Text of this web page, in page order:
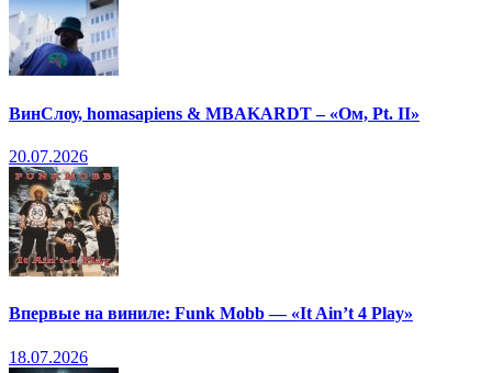
ВинСлоу, homasapiens & MBAKARDT – «Ом, Pt. II»
20.07.2026
Впервые на виниле: Funk Mobb — «It Ain’t 4 Play»
18.07.2026